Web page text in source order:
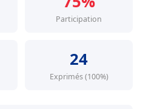
Participation
24
Exprimés (100%)